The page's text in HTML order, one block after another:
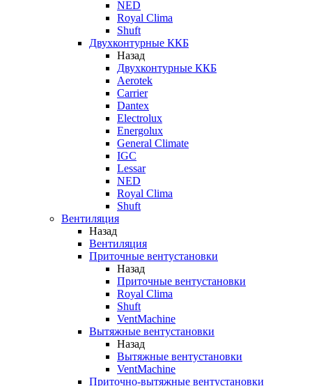
NED
Royal Clima
Shuft
Двухконтурные ККБ
Назад
Двухконтурные ККБ
Aerotek
Carrier
Dantex
Electrolux
Energolux
General Climate
IGC
Lessar
NED
Royal Clima
Shuft
Вентиляция
Назад
Вентиляция
Приточные вентустановки
Назад
Приточные вентустановки
Royal Clima
Shuft
VentMachine
Вытяжные вентустановки
Назад
Вытяжные вентустановки
VentMachine
Приточно-вытяжные вентустановки